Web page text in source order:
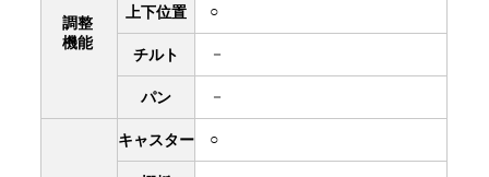
調整
機能
上下位置 ○
チルト －
パン －
キャスター ○